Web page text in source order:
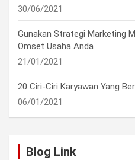
30/06/2021
Gunakan Strategi Marketing
Omset Usaha Anda
21/01/2021
20 Ciri-Ciri Karyawan Yang
06/01/2021
Blog Link